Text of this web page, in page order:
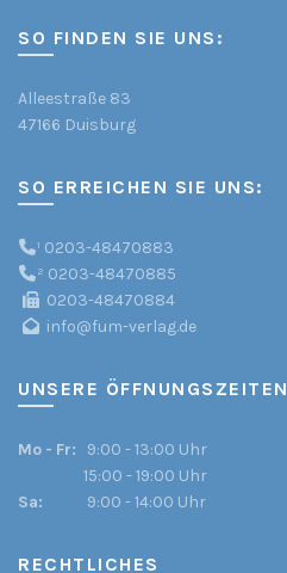
SO FINDEN SIE UNS:
Alleestraße 83
47166 Duisburg
SO ERREICHEN SIE UNS:
¹ 0203-48470883
² 0203-48470885
0203-48470884
info@fum-verlag.de
UNSERE ÖFFNUNGSZEITEN
Mo - Fr:
9:00 - 13:00 Uhr
15:00 - 19:00 Uhr
Sa:
9:00 - 14:00 Uhr
RECHTLICHES